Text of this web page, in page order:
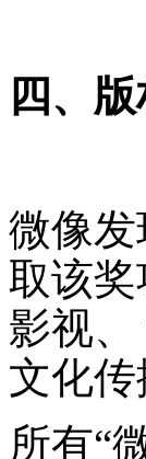
四、版
微像
取该
影视
文化传
所有“